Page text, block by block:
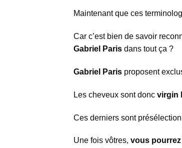
Maintenant que ces
Car c’est bien de savoir
Gabriel Paris dans tout ça ?
Gabriel Paris proposent
Les cheveux sont donc virgin
Ces derniers sont
Une fois vôtres, vous